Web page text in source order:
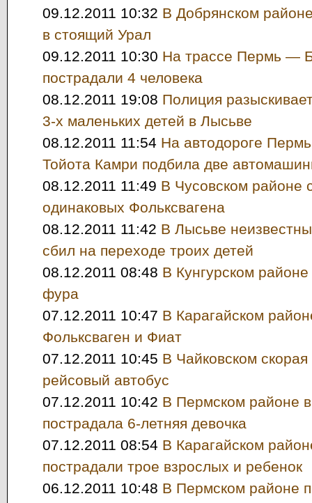
09.12.2011 10:32 В Добрянском
в стоящий Урал
09.12.2011 10:30 На трассе Пермь —
пострадали 4 человека
08.12.2011 19:08 Полиция
3-х маленьких детей в Лысьве
08.12.2011 11:54 На автодороге
Тойота Камри подбила две
08.12.2011 11:49 В Чусовском районе
одинаковых Фольксвагена
08.12.2011 11:42 В Лысьве
сбил на переходе троих детей
08.12.2011 08:48 В Кунгурском
фура
07.12.2011 10:47 В Карагайском
Фольксваген и Фиат
07.12.2011 10:45 В Чайковском
рейсовый автобус
07.12.2011 10:42 В Пермском районе
пострадала 6-летняя девочка
07.12.2011 08:54 В Карагайском
пострадали трое взрослых и ребенок
06.12.2011 10:48 В Пермском районе